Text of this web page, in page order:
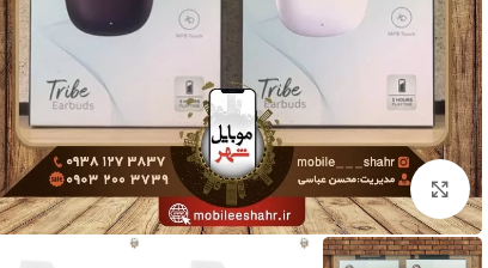
برای بزرگنمایی کلیک کنید